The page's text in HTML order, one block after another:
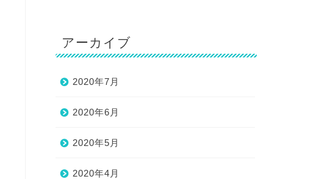
アーカイブ
2020年7月
2020年6月
2020年5月
2020年4月